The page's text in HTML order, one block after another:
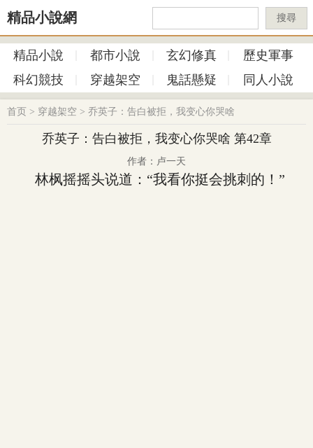
精品小說網 搜尋
精品小說 都市小說 玄幻修真
歷史軍事
科幻競技
穿越架空 鬼話懸疑 同人小說
首页 > 穿越架空 > 乔英子：告白被拒，我变心你哭啥
乔英子：告白被拒，我变心你哭啥 第42章
作者：卢一天
林枫摇摇头说道：“我看你挺会挑刺的！”